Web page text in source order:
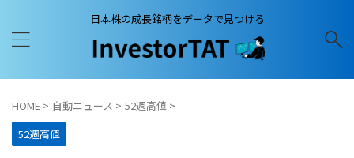
日本株の成長銘柄をデータで見つける
HOME > 自動ニュース > 52週高値 >
52週高値